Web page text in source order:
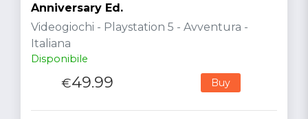
Anniversary Ed.
Videogiochi - Playstation 5 - Avventura -
Italiana
Disponibile
€49.99 Buy